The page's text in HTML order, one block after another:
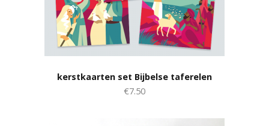
kerstkaarten set Bijbelse taferelen
€7.50